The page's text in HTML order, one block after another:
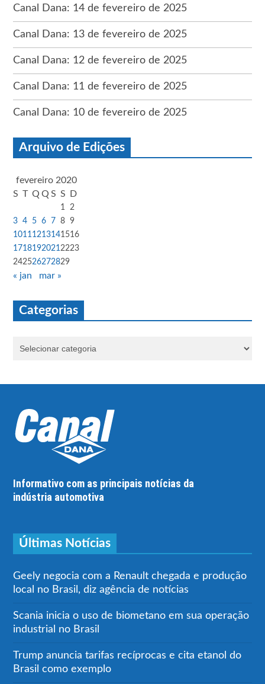
Canal Dana: 14 de fevereiro de 2025
Canal Dana: 13 de fevereiro de 2025
Canal Dana: 12 de fevereiro de 2025
Canal Dana: 11 de fevereiro de 2025
Canal Dana: 10 de fevereiro de 2025
Arquivo de Edições
fevereiro 2020
S T Q Q S S D
1
2
3 4 5 6 7 8 9
1011 1213141516
1718192021 2223
242526272829
« jan mar »
Categorias
Informativo com as principais notícias da
indústria automotiva
Últimas Notícias
Geely negocia com a Renault chegada e produção
local no Brasil, diz agência de notícias
Scania inicia o uso de biometano em sua operação
industrial no Brasil
Trump anuncia tarifas recíprocas e cita etanol do
Brasil como exemplo